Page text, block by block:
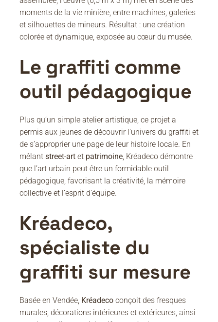
moments de la vie minière, entre machines, galeries
et silhouettes de mineurs. Résultat : une création
colorée et dynamique, exposée au cœur du musée.
Le graffiti comme
outil pédagogique
Plus qu’un simple atelier artistique, ce projet a
permis aux jeunes de découvrir l’univers du graffiti et
de s’approprier une page de leur histoire locale. En
mêlant street-art et patrimoine , Kréadeco démontre
que l’art urbain peut être un formidable outil
pédagogique, favorisant la créativité, la mémoire
collective et l’esprit d’équipe.
Kréadeco,
spécialiste du
graffiti sur mesure
Basée en Vendée, Kréadeco conçoit des fresques
murales, décorations intérieures et extérieures, ainsi